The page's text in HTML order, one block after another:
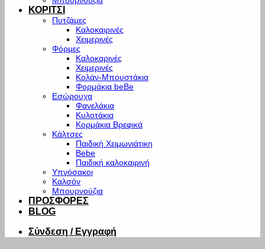
ΚΟΡΙΤΣΙ
Πυτζάμες
Καλοκαιρινές
Χειμερινές
Φόρμες
Καλοκαρινές
Χειμερινές
Κολάν-Μπουστάκια
Φορμάκια beBe
Εσώρουχα
Φανελάκια
Κυλοτάκια
Κορμάκια Βρεφικά
Κάλτσες
Παιδική Χειμωνιάτικη
Bebe
Παιδική καλοκαιρινή
Υπνόσακοι
Καλσόν
Μπουρνούζια
ΠΡΟΣΦΟΡΕΣ
BLOG
Σύνδεση / Εγγραφή